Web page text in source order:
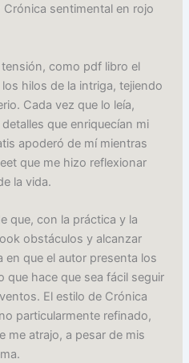
sentimental en rojo
como pdf libro el
hilos de la intriga, tejiendo
Cada vez que lo leía,
que enriquecían mi
apoderó de mí mientras
que me hizo reflexionar
la vida.
que, con la práctica y la
obstáculos y alcanzar
que el autor presenta los
que hace que sea fácil seguir
El estilo de Crónica
particularmente refinado,
me atrajo, a pesar de mis